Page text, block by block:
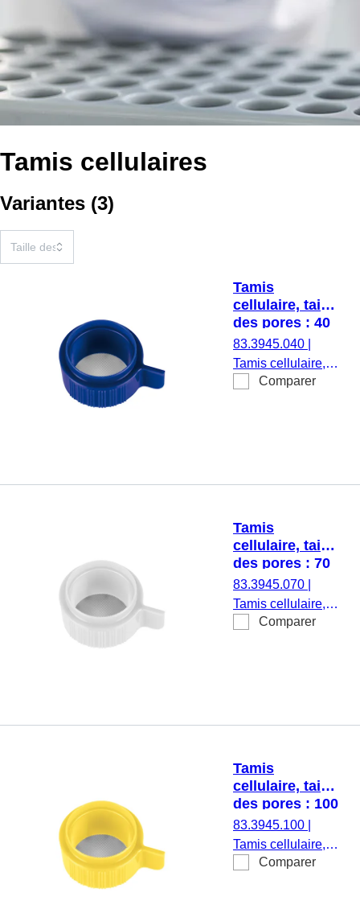
Tamis cellulaires
Variantes (3)
Tamis
cellulaire, taille
des pores : 40
µm, bleu
83.3945.040
Tamis cellulaire,
taille des pores :
Comparer
Tamis
cellulaire, taille
des pores : 70
µm, blanc
83.3945.070
Tamis cellulaire,
taille des pores :
Comparer
Tamis
cellulaire, taille
des pores : 100
µm, jaune
83.3945.100
Tamis cellulaire,
taille des pores :
Comparer